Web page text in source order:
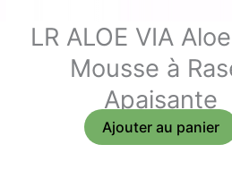
LR ALOE VIA
Mousse à
Apaisante
Ajouter au panier